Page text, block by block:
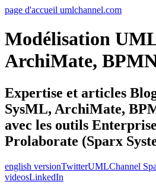
page d'accueil umlchannel.com
Modélisation
ArchiMate,
Expertise et articles
SysML, ArchiMate,
avec les outils
Prolaborate (Sparx
english versionTwitterUMLChannel
videosLinkedIn